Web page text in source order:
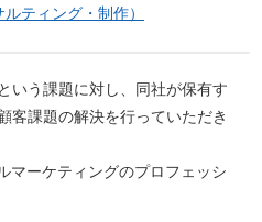
ティング・制作）
いう課題に対し、同社が保有す
客課題の解決を行っていただき
マーケティングのプロフェッシ